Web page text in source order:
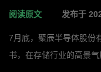
陈作涛半年套
阅读原文 发布于
7月底，聚辰半导体股份
书，在存储行业的高景气